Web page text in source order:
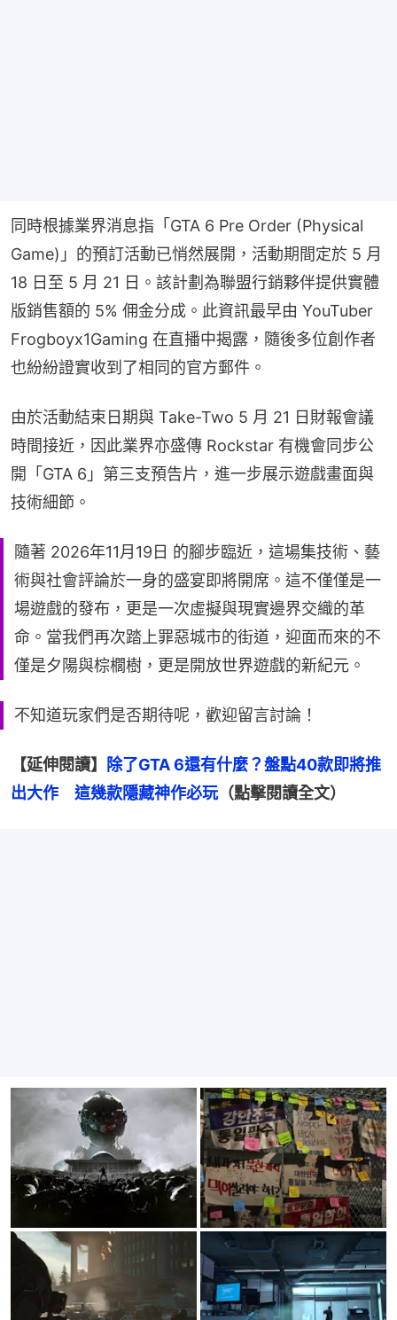
同時根據業界消息指「GTA 6 Pre Order (Physical
Game)」的預訂活動已悄然展開，活動期間定於 5 月
18 日至 5 月 21 日。該計劃為聯盟行銷夥伴提供實體
版銷售額的 5% 佣金分成。此資訊最早由 YouTuber
Frogboyx1Gaming 在直播中揭露，隨後多位創作者
也紛紛證實收到了相同的官方郵件。
由於活動結束日期與 Take-Two 5 月 21 日財報會議
時間接近，因此業界亦盛傳 Rockstar 有機會同步公
開「GTA 6」第三支預告片，進一步展示遊戲畫面與
技術細節。
隨著 2026年11月19日 的腳步臨近，這場集技術、藝
術與社會評論於一身的盛宴即將開席。這不僅僅是一
場遊戲的發布，更是一次虛擬與現實邊界交織的革
命。當我們再次踏上罪惡城市的街道，迎面而來的不
僅是夕陽與棕櫚樹，更是開放世界遊戲的新紀元。
不知道玩家們是否期待呢，歡迎留言討論！
【延伸閱讀】
除了GTA 6還有什麼？盤點40款即將推
出大作　這幾款隱藏神作必玩（點擊閱讀全文）